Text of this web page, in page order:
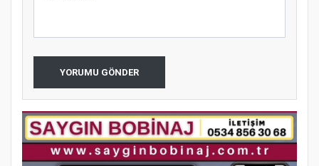
YORUMU GÖNDER